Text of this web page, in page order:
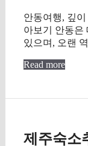
안동여행, 깊
아보기 안동은
있으며, 오랜
Read more
제주숙소